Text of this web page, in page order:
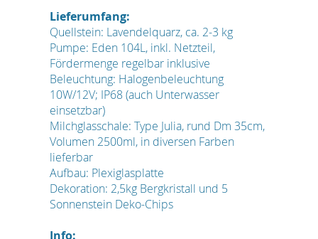
Lieferumfang:
Quellstein: Lavendelquarz, ca. 2-3 kg
Pumpe: Eden 104L, inkl. Netzteil,
Fördermenge regelbar inklusive
Beleuchtung: Halogenbeleuchtung
10W/12V; IP68 (auch Unterwasser
einsetzbar)
Milchglasschale: Type Julia, rund Dm 35cm,
Volumen 2500ml, in diversen Farben
lieferbar
Aufbau: Plexiglasplatte
Dekoration: 2,5kg Bergkristall und 5
Sonnenstein Deko-Chips
Info: